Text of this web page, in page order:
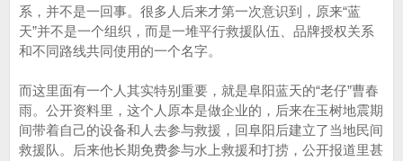
系，并不是一回事。很多人后来才第一次意识到，原来“蓝
天”并不是一个组织，而是一堆平行救援队伍、品牌授权关系
和不同路线共同使用的一个名字。
而这里面有一个人其实特别重要，就是阜阳蓝天的“老仔”曹春
雨。公开资料里，这个人原本是做企业的，后来在玉树地震期
间带着自己的设备和人去参与救援，回阜阳后建立了当地民间
救援队。后来他长期免费参与水上救援和打捞，公开报道里甚